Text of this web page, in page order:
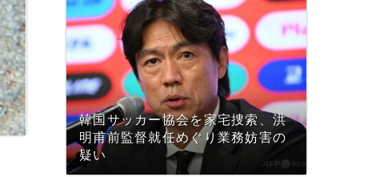
韓国サッカー協会を家宅捜索、洪
明甫前監督就任めぐり業務妨害の
疑い